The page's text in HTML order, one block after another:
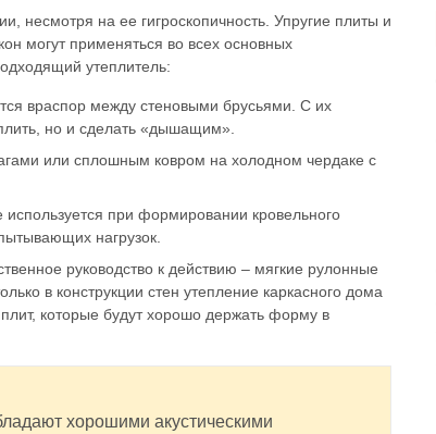
несмотря на ее гигроскопичность. Упругие плиты и
могут применяться во всех основных
утеплитель:
враспор между стеновыми брусьями. С их
но и сделать «дышащим».
или сплошным ковром на холодном чердаке с
при формировании кровельного
нагрузок.
руководство к действию – мягкие рулонные
в конструкции стен утепление каркасного дома
которые будут хорошо держать форму в
хорошими акустическими